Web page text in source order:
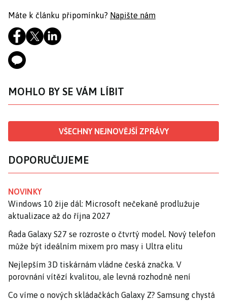
Máte k článku připomínku? Napište nám
MOHLO BY SE VÁM LÍBIT
VŠECHNY NEJNOVĚJŠÍ ZPRÁVY
DOPORUČUJEME
NOVINKY
Windows 10 žije dál: Microsoft nečekaně prodlužuje
aktualizace až do října 2027
Řada Galaxy S27 se rozroste o čtvrtý model. Nový telefon
může být ideálním mixem pro masy i Ultra elitu
Nejlepším 3D tiskárnám vládne česká značka. V
porovnání vítězí kvalitou, ale levná rozhodně není
Co víme o nových skládačkách Galaxy Z? Samsung chystá